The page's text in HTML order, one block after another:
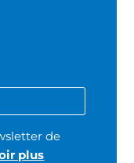
de
plus